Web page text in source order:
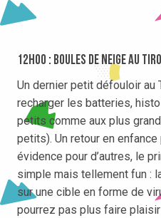
12h00 : Boules de neige au
Un dernier petit défouloir au
recharger les batteries,
petits comme aux plus
petits). Un retour en
évidence pour d’autres, le
simple mais tellement fun :
sur une cible en forme de
pourrez pas plus faire